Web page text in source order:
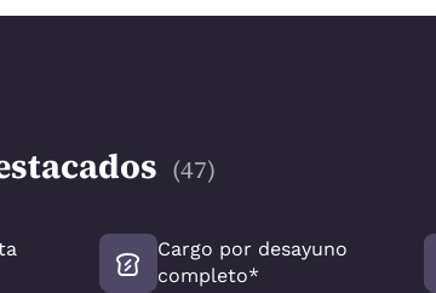
(47)
Cargo por desayuno
completo*